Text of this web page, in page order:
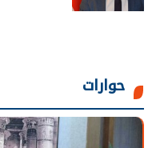
حوارات